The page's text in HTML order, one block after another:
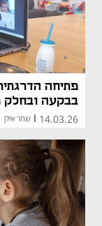
פתיחה
בבקעה ובחלק
14.03.26 שחר אילן